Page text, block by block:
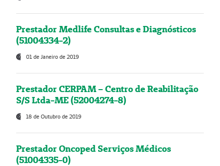
Prestador Medlife Consultas e Diagnósticos
(51004334-2)
01 de Janeiro de 2019
Prestador CERPAM – Centro de Reabilitação
S/S Ltda-ME (52004274-8)
18 de Outubro de 2019
Prestador Oncoped Serviços Médicos
(51004335-0)